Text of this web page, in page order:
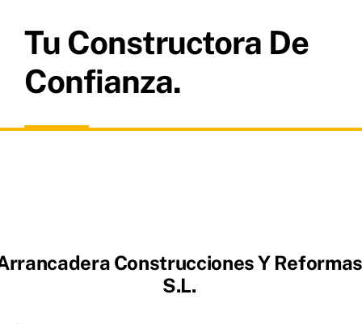
Tu Constructora De
Confianza.
Construcciones Y Reformas
S.L.